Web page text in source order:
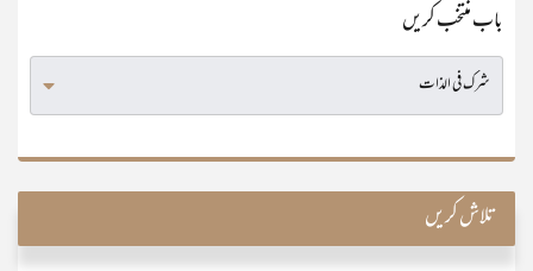
باب منتخب کریں
تلاش کریں